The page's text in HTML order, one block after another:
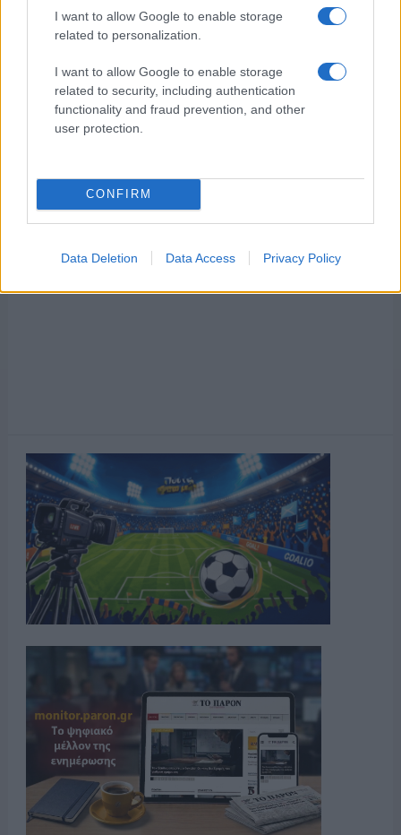
I want to allow Google to enable storage
related to personalization.
I want to allow Google to enable storage
related to security, including authentication
functionality and fraud prevention, and other
user protection.
CONFIRM
Data Deletion Data Access Privacy Policy
σκέψεις στον ΑΝΤ1… […]